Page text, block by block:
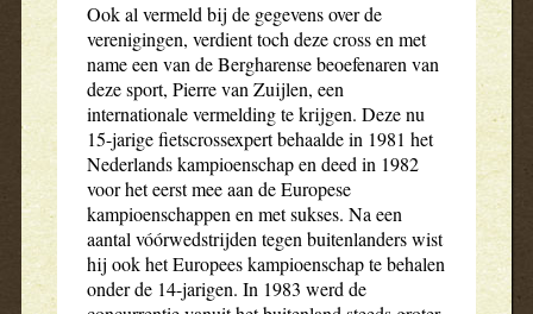
Ook al vermeld bij de gegevens over de
verenigingen, verdient toch deze cross en met
name een van de Bergharense beoefenaren van
deze sport, Pierre van Zuijlen, een
internationale vermelding te krijgen. Deze nu
15-jarige fietscrossexpert behaalde in 1981 het
Nederlands kampioenschap en deed in 1982
voor het eerst mee aan de Europese
kampioenschappen en met sukses. Na een
aantal vóórwedstrijden tegen buitenlanders wist
hij ook het Europees kampioenschap te behalen
onder de 14-jarigen. In 1983 werd de